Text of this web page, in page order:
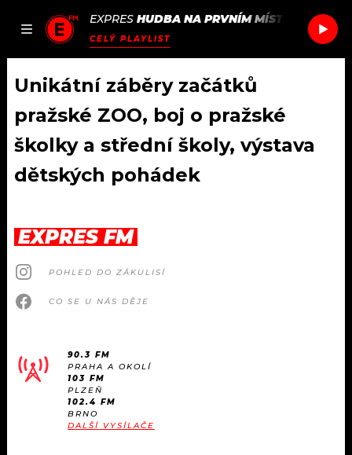
JAK
SEZNAM.CZ
EXPRES HUDBA NA PRVNÍM MÍSTĚ FOO
CELÝ PLAYLIST
DOMŮ
ČLÁNKY
HUDBA
ROZHOVORY
KALENDÁŘ
RÁDIO
PROGRAM
PLAYLIST
Unikátní záběry začátků
pražské ZOO, boj o pražské
školky a střední školy, výstava
dětských pohádek
EXPRES FM
POHLED DO ZÁKULISÍ
CO SE U NÁS DĚJE
90.3 FM
PRAHA A OKOLÍ
103 FM
PLZEŇ
102.4 FM
BRNO
DALŠÍ VYSÍLAČE